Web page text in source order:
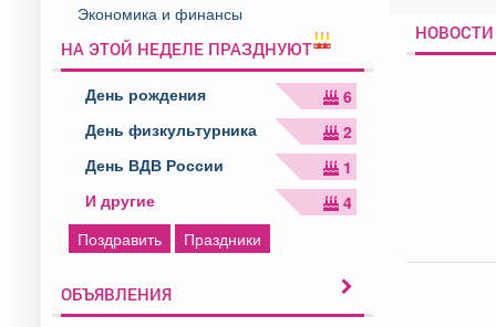
Экономика и финансы
НА ЭТОЙ НЕДЕЛЕ ПРАЗДНУЮТ
День рождения
6
День физкультурника
2
День ВДВ России
1
И другие
4
Поздравить
Праздники
ОБЪЯВЛЕНИЯ